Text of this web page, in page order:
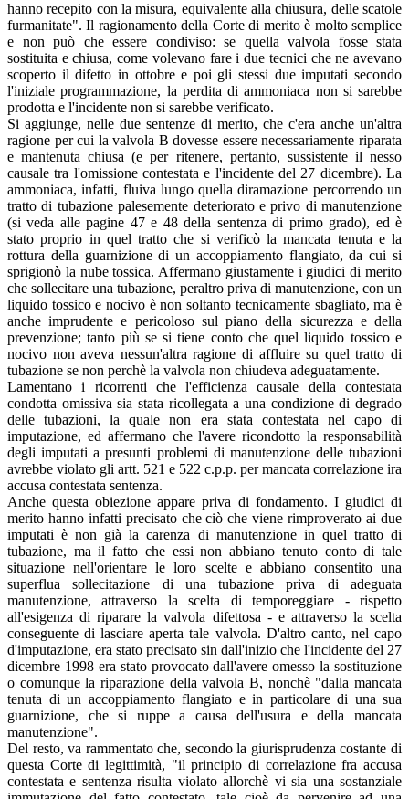
hanno recepito con la misura, equivalente alla chiusura, delle scatole
furmanitate". Il ragionamento della Corte di merito è molto semplice
e non può che essere condiviso: se quella valvola fosse stata
sostituita e chiusa, come volevano fare i due tecnici che ne avevano
scoperto il difetto in ottobre e poi gli stessi due imputati secondo
l'iniziale programmazione, la perdita di ammoniaca non si sarebbe
prodotta e l'incidente non si sarebbe verificato.
Si aggiunge, nelle due sentenze di merito, che c'era anche un'altra
ragione per cui la valvola B dovesse essere necessariamente riparata
e mantenuta chiusa (e per ritenere, pertanto, sussistente il nesso
causale tra l'omissione contestata e l'incidente del 27 dicembre). La
ammoniaca, infatti, fluiva lungo quella diramazione percorrendo un
tratto di tubazione palesemente deteriorato e privo di manutenzione
(si veda alle pagine 47 e 48 della sentenza di primo grado), ed è
stato proprio in quel tratto che si verificò la mancata tenuta e la
rottura della guarnizione di un accoppiamento flangiato, da cui si
sprigionò la nube tossica. Affermano giustamente i giudici di merito
che sollecitare una tubazione, peraltro priva di manutenzione, con un
liquido tossico e nocivo è non soltanto tecnicamente sbagliato, ma è
anche imprudente e pericoloso sul piano della sicurezza e della
prevenzione; tanto più se si tiene conto che quel liquido tossico e
nocivo non aveva nessun'altra ragione di affluire su quel tratto di
tubazione se non perchè la valvola non chiudeva adeguatamente.
Lamentano i ricorrenti che l'efficienza causale della contestata
condotta omissiva sia stata ricollegata a una condizione di degrado
delle tubazioni, la quale non era stata contestata nel capo di
imputazione, ed affermano che l'avere ricondotto la responsabilità
degli imputati a presunti problemi di manutenzione delle tubazioni
avrebbe violato gli artt. 521 e 522 c.p.p. per mancata correlazione ira
accusa contestata sentenza.
Anche questa obiezione appare priva di fondamento. I giudici di
merito hanno infatti precisato che ciò che viene rimproverato ai due
imputati è non già la carenza di manutenzione in quel tratto di
tubazione, ma il fatto che essi non abbiano tenuto conto di tale
situazione nell'orientare le loro scelte e abbiano consentito una
superflua sollecitazione di una tubazione priva di adeguata
manutenzione, attraverso la scelta di temporeggiare - rispetto
all'esigenza di riparare la valvola difettosa - e attraverso la scelta
conseguente di lasciare aperta tale valvola. D'altro canto, nel capo
d'imputazione, era stato precisato sin dall'inizio che l'incidente del 27
dicembre 1998 era stato provocato dall'avere omesso la sostituzione
o comunque la riparazione della valvola B, nonchè "dalla mancata
tenuta di un accoppiamento flangiato e in particolare di una sua
guarnizione, che si ruppe a causa dell'usura e della mancata
manutenzione".
Del resto, va rammentato che, secondo la giurisprudenza costante di
questa Corte di legittimità, "il principio di correlazione fra accusa
contestata e sentenza risulta violato allorchè vi sia una sostanziale